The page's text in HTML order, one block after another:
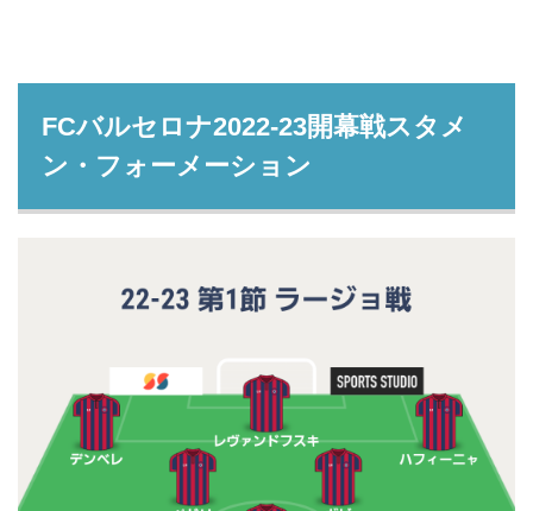
FCバルセロナ2022-23開幕戦スタメ
ン・フォーメーション